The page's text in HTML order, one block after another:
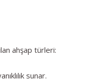
ahşap türleri:
sunar.